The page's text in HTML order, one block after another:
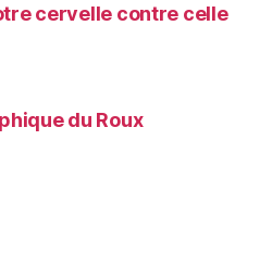
cervelle contre celle
du Roux